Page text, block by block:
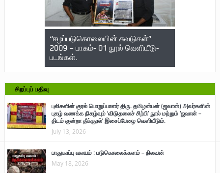
“ஈழப்படுகொலையின் சுவடுகள்”
2009 – பாகம்- 01 நூல் வெளியீடு-
படங்கள்.
சிறப்புப் பதிவு
புலிகளின் குரல் பொறுப்பாளர் திரு. தமிழன்பன் (ஜவான்) அவர்களின்
புகழ் வணக்க நிகழ்வும் ‘விடுதலைச் சிற்பி’ நூல் மற்றும் ‘ஜவான் –
திடம் குன்றா தீக்குரல்’ இசைப்பேழை வெளியீடும்.
July 13, 2026
பாதுகாப்பு வலயம் : படுகொலைக்களம் – நிலவன்
May 18, 2026